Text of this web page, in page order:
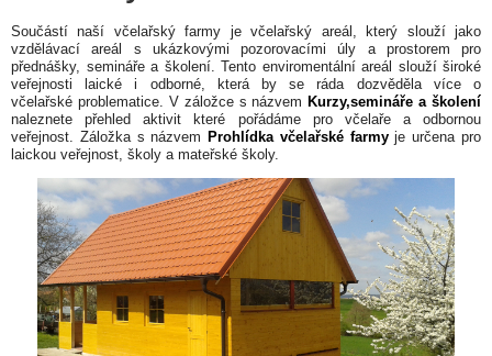
Součástí naší včelařský farmy je včelařský areál, který slouží jako
vzdělávací areál s ukázkovými pozorovacími úly a prostorem pro
přednášky, semináře a školení. Tento enviromentálníareál slouží široké
veřejnosti laické i odborné, která by se ráda dozvěděla více o
včelařské problematice. V záložce s názvem Kurzy,semináře a školení
naleznete přehled aktivit které pořádáme pro včelaře a odbornou
veřejnost. Záložka s názvem Prohlídka včelařské farmyje určena pro
laickou veřejnost, školy a mateřské školy.